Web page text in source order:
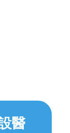
醫